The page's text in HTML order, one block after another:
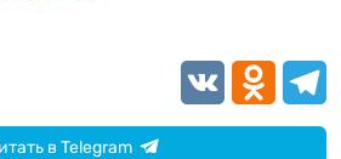
VK
в Telegram